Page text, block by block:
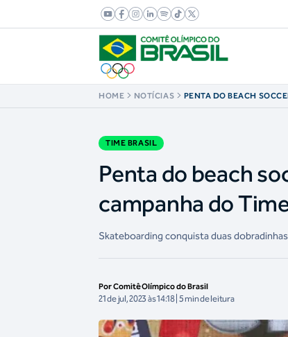
HOME NOTÍCIAS
PENTA DO BEACH
TIME BRASIL
Penta do beach
campanha do
Skateboarding conquista duas
Por Comitê Olímpico do Brasil
21 de jul, 2023 às 14:18 | 5 min de leitura